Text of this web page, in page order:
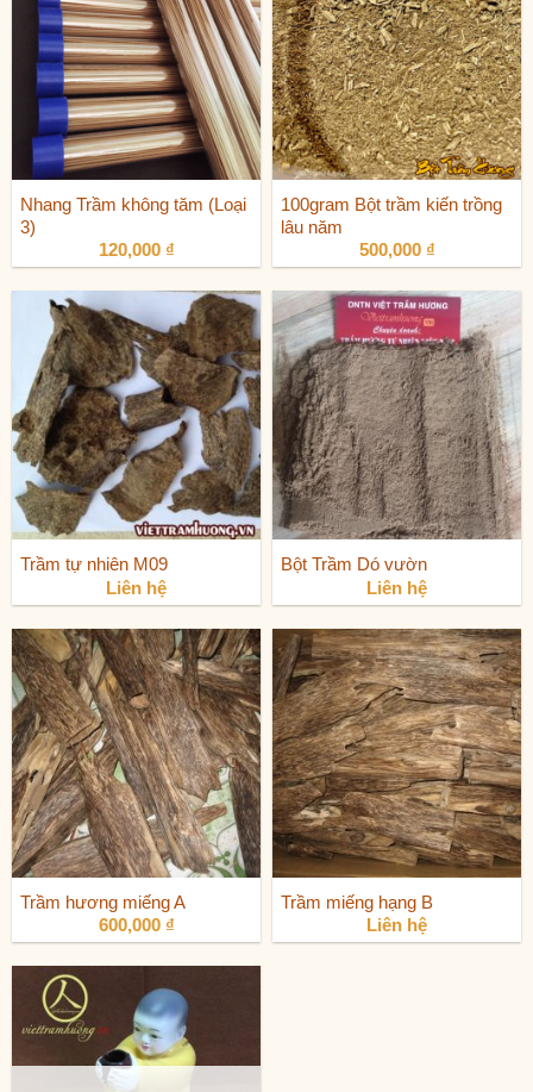
Nhang Trầm không tăm (Loại
3)
120,000 ₫
100gram Bột trầm kiến trồng
lâu năm
500,000 ₫
Trầm tự nhiên M09
Liên hệ
Bột Trầm Dó vườn
Liên hệ
Trầm hương miếng A
600,000 ₫
Trầm miếng hạng B
Liên hệ